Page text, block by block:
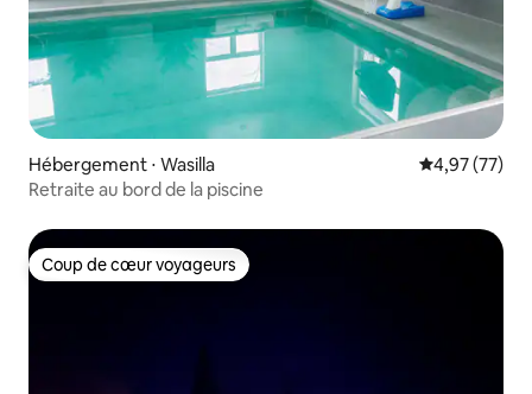
Hébergement ⋅ Wasilla Évaluation
4,97 (77)
Retraite au bord de la piscine
Coup de cœur voyageurs
Coup de cœur voyageurs